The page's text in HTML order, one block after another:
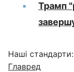
Трамп
Наші стандарти:
Главред